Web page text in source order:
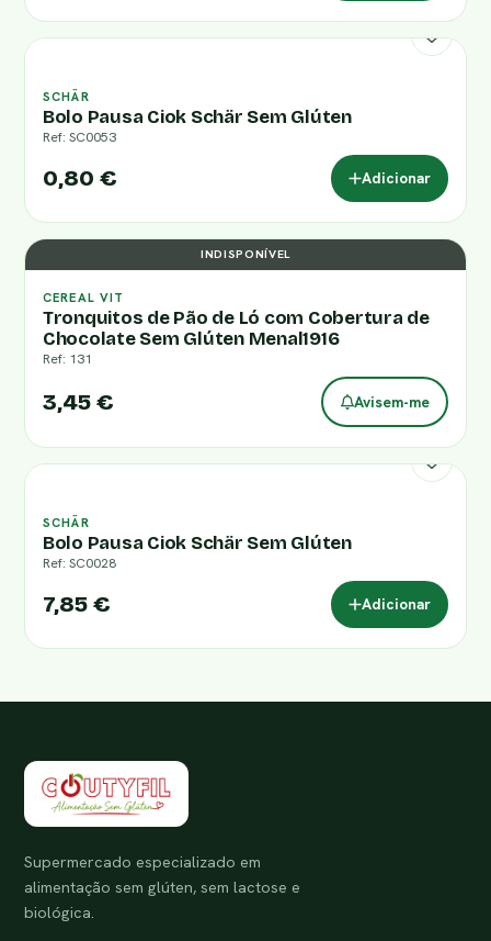
SCHÄR
Bolo Pausa Ciok Schär Sem Glúten
Ref: SC0053
0,80 € Adicionar
INDISPONÍVEL
CEREAL VIT
Tronquitos de Pão de Ló com Cobertura de
Chocolate Sem Glúten Menal1916
Ref: 131
3,45 € Avisem-me
SCHÄR
Bolo Pausa Ciok Schär Sem Glúten
Ref: SC0028
7,85 € Adicionar
Supermercado especializado em
alimentação sem glúten, sem lactose e
biológica.